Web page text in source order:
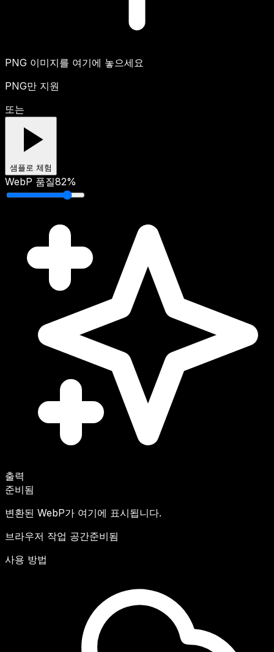
PNG 이미지를 여기에 놓으세요
PNG만 지원
또는
샘플로 체험
WebP 품질82%
출력
준비됨
변환된 WebP가 여기에 표시됩니다.
브라우저 작업 공간준비됨
사용 방법